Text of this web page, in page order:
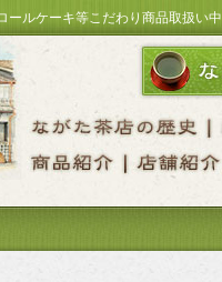
ルケーキ等こだわり商品取扱い中